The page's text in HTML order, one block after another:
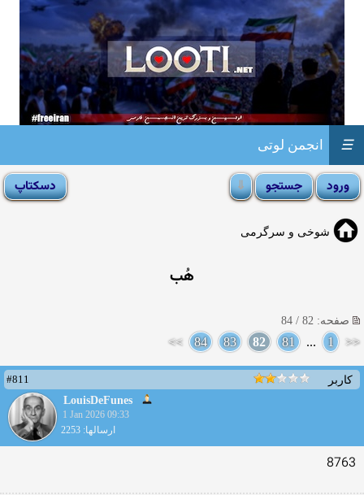
انجمن لوتی ☰
شوخی و سرگرمی
هُب
صفحه: 82 / 84
<<
1
...
81
82
83
84
>>
کاربر
#811
LouisDeFunes
1 Jan 2026 09:33
ارسالها: 2253
8763